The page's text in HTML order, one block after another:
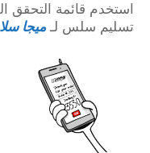
تسليم سلس لـميجا